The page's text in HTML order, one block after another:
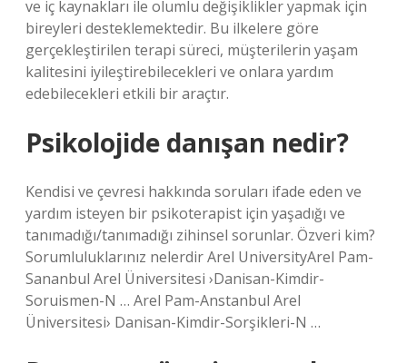
ve iç kaynakları ile olumlu değişiklikler yapmak için
bireyleri desteklemektedir. Bu ilkelere göre
gerçekleştirilen terapi süreci, müşterilerin yaşam
kalitesini iyileştirebilecekleri ve onlara yardım
edebilecekleri etkili bir araçtır.
Psikolojide danışan nedir?
Kendisi ve çevresi hakkında soruları ifade eden ve
yardım isteyen bir psikoterapist için yaşadığı ve
tanımadığı/tanımadığı zihinsel sorunlar. Özveri kim?
Sorumluluklarınız nelerdir Arel UniversityArel Pam-
Sananbul Arel Üniversitesi ›Danisan-Kimdir-
Soruismen-N … Arel Pam-Anstanbul Arel
Üniversitesi› Danisan-Kimdir-Sorşikleri-N …